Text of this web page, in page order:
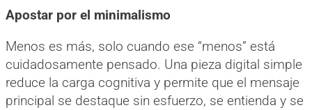
Apostar por el minimalismo
Menos es más, solo cuando ese “menos” está
cuidadosamente pensado. Una pieza digital simple
reduce la carga cognitiva y permite que el mensaje
principal se destaque sin esfuerzo, se entienda y se